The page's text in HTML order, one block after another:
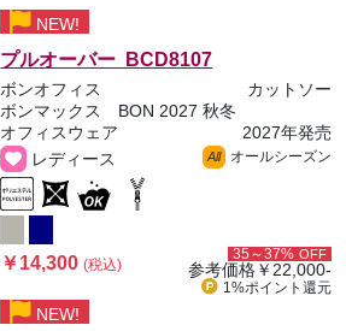
NEW!
プルオーバー BCD8107
ボンオフィス
カットソー
ボンマックス BON 2027 秋冬
オフィスウェア
2027年発売
レディース
All オールシーズン
￥14,300(税込)
35～37% OFF
参考価格￥22,000-
1%ポイント 還元
NEW!